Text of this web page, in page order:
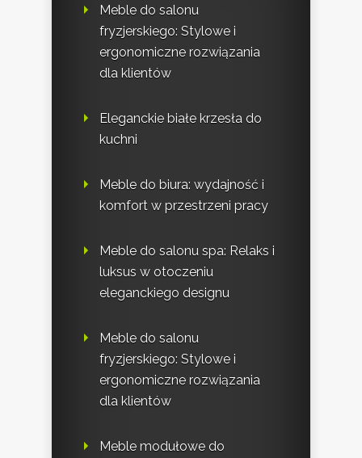
Meble do salonu
fryzjerskiego: Stylowe i
ergonomiczne rozwiązania
dla klientów
Eleganckie białe krzesła do
kuchni
Meble do biura: wydajność i
komfort w przestrzeni pracy
Meble do salonu spa: Relaks i
luksus w otoczeniu
eleganckiego designu
Meble do salonu
fryzjerskiego: Stylowe i
ergonomiczne rozwiązania
dla klientów
Meble modułowe do